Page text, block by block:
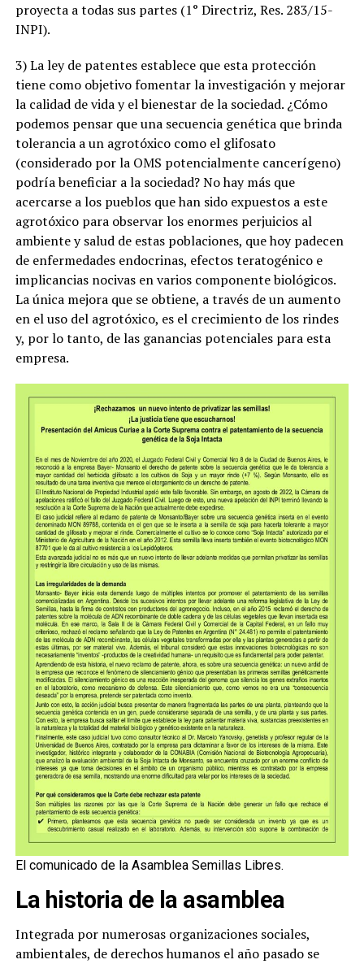
proyecta a todas sus partes (1° Directriz, Res. 283/15-
INPI).
3) La ley de patentes establece que esta protección
tiene como objetivo fomentar la investigación y mejorar
la calidad de vida y el bienestar de la sociedad. ¿Cómo
podemos pensar que una secuencia genética que brinda
tolerancia a un agrotóxico como el glifosato
(considerado por la OMS potencialmente cancerígeno)
podría beneficiar a la sociedad? No hay más que
acercarse a los pueblos que han sido expuestos a este
agrotóxico para observar los enormes perjuicios al
ambiente y salud de estas poblaciones, que hoy padecen
de enfermedades endocrinas, efectos teratogénico e
implicancias nocivas en varios componente biológicos.
La única mejora que se obtiene, a través de un aumento
en el uso del agrotóxico, es el crecimiento de los rindes
y, por lo tanto, de las ganancias potenciales para esta
empresa.
El comunicado de la Asamblea Semillas Libres.
La historia de la asamblea
Integrada por numerosas organizaciones sociales,
ambientales, de derechos humanos el año pasado se